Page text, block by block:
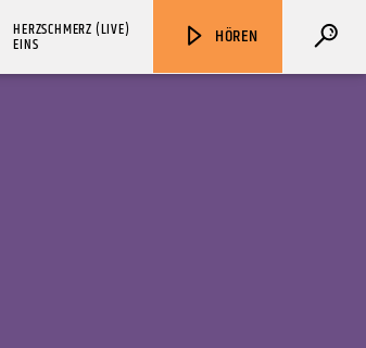
HÖREN
HERZSCHMERZ (LIVE)
EINS